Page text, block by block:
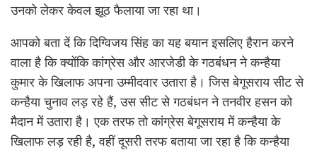
उनको लेकर केवल झूठ फैलाया जा रहा था।
आपको बता दें कि दिग्विजय सिंह का यह बयान इसलिए हैरान करने
वाला है कि क्योंकि कांग्रेस और आरजेडी के गठबंधन ने कन्हैया
कुमार के खिलाफ अपना उम्मीदवार उतारा है। जिस बेगूसराय सीट से
कन्हैया चुनाव लड़ रहे हैं, उस सीट से गठबंधन ने तनवीर हसन को
मैदान में उतारा है। एक तरफ तो कांग्रेस बेगूसराय में कन्हैया के
खिलाफ लड़ रही है, वहीं दूसरी तरफ बताया जा रहा है कि कन्हैया